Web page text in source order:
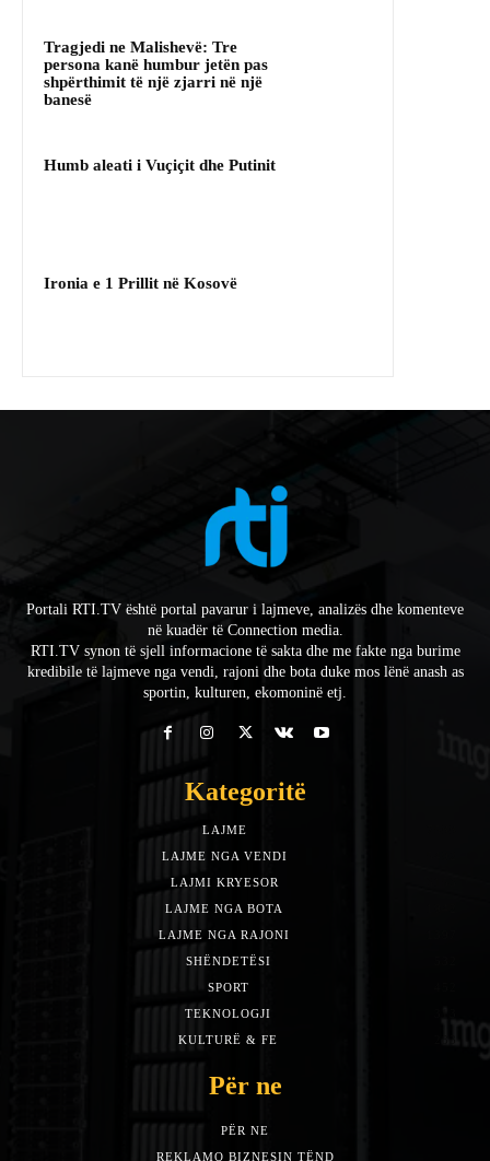
Tragjedi ne Malishevë: Tre
persona kanë humbur jetën pas
shpërthimit të një zjarri në një
banesë
Humb aleati i Vuçiçit dhe Putinit
Ironia e 1 Prillit në Kosovë
Portali RTI.TV është portal pavarur i lajmeve, analizës dhe komenteve
në kuadër të Connection media.
RTI.TV synon të sjell informacione të sakta dhe me fakte nga burime
kredibile të lajmeve nga vendi, rajoni dhe bota duke mos lënë anash as
sportin, kulturen, ekomoninë etj.
Kategoritë
LAJME
LAJME NGA VENDI
LAJMI KRYESOR
LAJME NGA BOTA
LAJME NGA RAJONI
SHËNDETËSI
SPORT
TEKNOLOGJI
KULTURË & FE
Për ne
PËR NE
REKLAMO BIZNESIN TËND